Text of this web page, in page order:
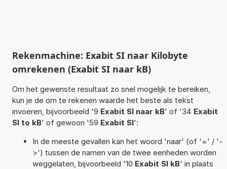
Rekenmachine: Exabit SI naar Kilobyte
omrekenen (Exabit SI naar kB)
Om het gewenste resultaat zo snel mogelijk te bereiken,
kun je de om te rekenen waarde het beste als tekst
invoeren, bijvoorbeeld '9 Exabit SI naar kB' of '34 Exabit
SI to kB' of gewoon '59 Exabit SI':
In de meeste gevallen kan het woord 'naar' (of '=' / '-
>') tussen de namen van de twee eenheden worden
weggelaten, bijvoorbeeld '10 Exabit SI kB' in plaats